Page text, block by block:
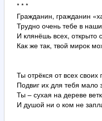
* * *
Гражданин, гражданин
Трудно очень тебе в
И клянёшь всех, открыто
Как же так, твой мирок
Ты отрёкся от всех своих
Подвиг их для тебя мало
Ты – сухая на дереве
И душой ни о ком не